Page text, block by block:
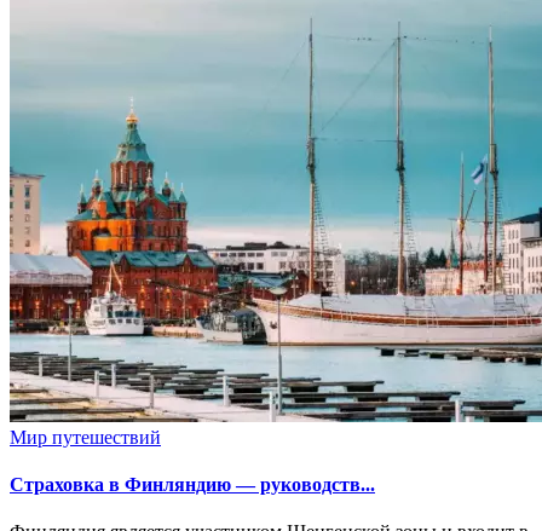
Мир путешествий
Страховка в Финляндию — руководств...